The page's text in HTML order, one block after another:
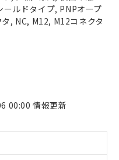
ルドタイプ, PNPオープ
タ, NC, M12, M12コネクタ
00:00 情報更新